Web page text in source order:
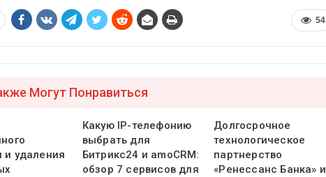
54
Могут Понравиться
и удаления
Какую IP-телефонию
выбрать для
Битрикс24 и amoCRM:
обзор 7 сервисов для
Долгосрочное
технологическое
партнерство
«Ренессанс Банка» и